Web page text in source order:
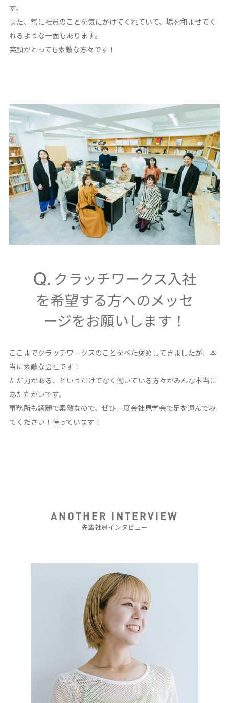
す。
また、常に社員のことを気にかけてくれていて、場を和ませてく
れるような一面もあります。
笑顔がとっても素敵な方々です！
クラッチワークス入社
を希望する方へのメッセ
ージをお願いします！
ここまでクラッチワークスのことをべた褒めしてきましたが、本
当に素敵な会社です！
ただ力がある、というだけでなく働いている方々がみんな本当に
あたたかいです。
事務所も綺麗で素敵なので、ぜひ一度会社見学会で足を運んでみ
てください！待っています！
ANOTHER INTERVIEW
先輩社員インタビュー